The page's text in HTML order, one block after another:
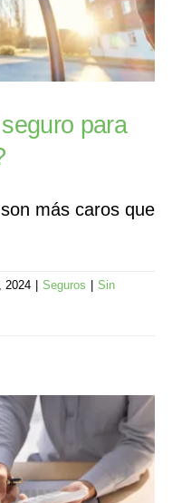
para
más caros que
2024 Seguros
Sin